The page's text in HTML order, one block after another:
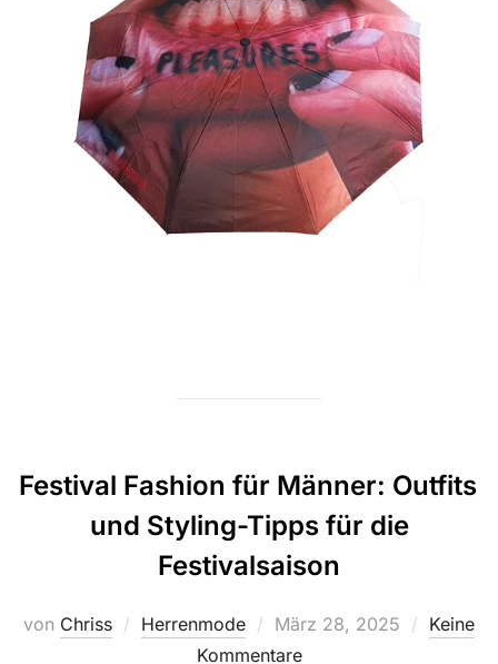
Festival Fashion für Männer: Outfits
und Styling-Tipps für die
Festivalsaison
von Chriss Herrenmode
Veröffentlicht
am
März 28, 2025
Keine
Kommentare